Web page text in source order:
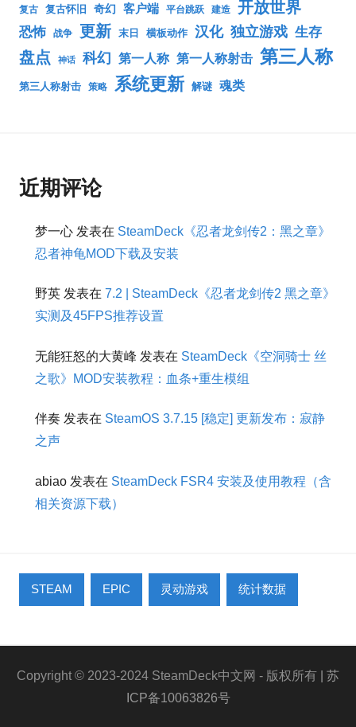
复古 复古怀旧 奇幻 客户端 平台跳跃 建造 开放世界
恐怖 战争 更新 末日 横板动作 汉化 独立游戏 生存
盘点 神话 科幻 第一人称 第一人称射击 第三人称
第三人称射击 策略 系统更新 解谜 魂类
近期评论
梦一心 发表在 SteamDeck《忍者龙剑传2：黑之章》
忍者神龟MOD下载及安装
野英 发表在 7.2 | SteamDeck《忍者龙剑传2 黑之章》
实测及45FPS推荐设置
无能狂怒的大黄峰 发表在 SteamDeck《空洞骑士 丝
之歌》MOD安装教程：血条+重生模组
伴奏 发表在 SteamOS 3.7.15 [稳定] 更新发布：寂静
之声
abiao 发表在 SteamDeck FSR4 安装及使用教程（含
相关资源下载）
STEAM EPIC 灵动游戏 统计数据
Copyright © 2023-2024 SteamDeck中文网 - 版权所有
| 苏
ICP备10063826号